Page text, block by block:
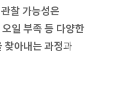
관찰 가능성은
일 부족 등 다양한
찾아내는 과정과